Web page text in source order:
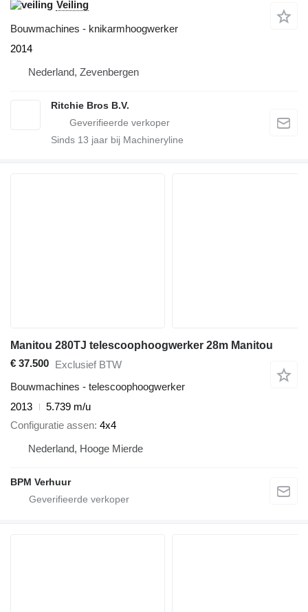
Veiling
Bouwmachines - knikarmhoogwerker
2014
Nederland, Zevenbergen
Ritchie Bros B.V.
Sinds 13 jaar bij Machineryline
Manitou 280TJ telescoophoogwerker 28m Manitou
€ 37.500 Exclusief BTW
Bouwmachines - telescoophoogwerker
2013
5.739 m/u
Configuratie assen 4x4
Nederland, Hooge Mierde
BPM Verhuur